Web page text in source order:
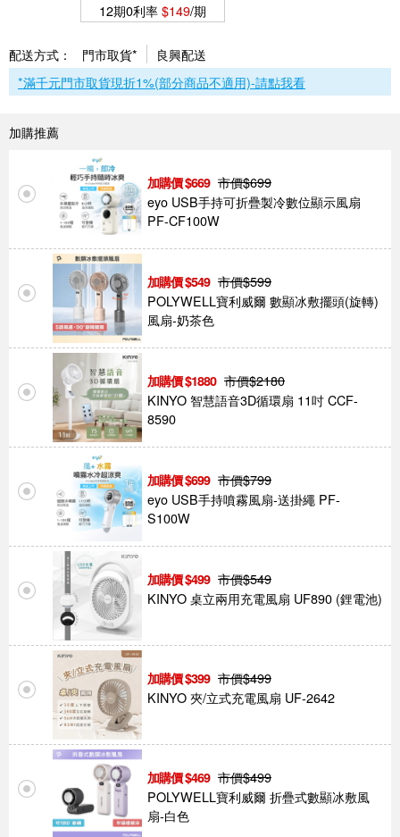
12期0利率$149/期
配送方式： 門市取貨*
良興配送
*滿千元門市取貨現折1%(部分商品不適用)-請點我看
加購推薦
669 市價$699
eyo USB手持可折疊製冷數位顯示風扇
PF-CF100W
549 市價$599
POLYWELL寶利威爾 數顯冰敷擺頭(旋轉)
風扇-奶茶色
1880 市價$2180
KINYO 智慧語音3D循環扇 11吋 CCF-
8590
699 市價$799
eyo USB手持噴霧風扇-送掛繩 PF-
S100W
499 市價$549
KINYO 桌立兩用充電風扇 UF890 (鋰電池)
399 市價$499
KINYO 夾/立式充電風扇 UF-2642
469 市價$499
POLYWELL寶利威爾 折疊式數顯冰敷風
扇-白色